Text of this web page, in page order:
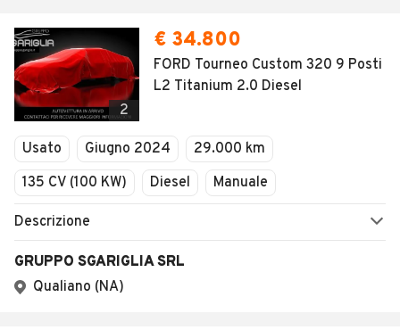
2
€ 34.800
FORD Tourneo Custom 320 9 Posti
L2 Titanium 2.0 Diesel
Usato Giugno 2024
29.000 km
135 CV (100 KW)
Diesel Manuale
Descrizione
GRUPPO SGARIGLIA SRL
Qualiano (NA)